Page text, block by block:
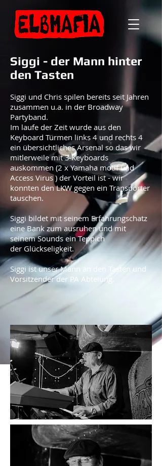
Siggi - der Mann hinter
den Tasten
Siggi und Chris spilen bereits seit Jahren
zusammen u.a. in der Broadway
Partyband.
Im laufe der Zeit wurde aus den
Keyboard Türmen links 4 und rechts 4
ein übersichtliches Arsenal so das wir
mitlerweile mit 3 Keyboards
auskommen (2 x Yamaha motif und
Access Virus ) der Vorteil ist - wir
konnten den LKW gegen ein Transporter
tauschen.
Siggi bildet mit seinem Erfahrungschatz
eine Bank zum ausruhen und mit
seinem Sounds ein Teppich
der Glückseligkeit.
Siggi ist unser Mann an den Tasten und
Vorsitzender der PA Abteiung.